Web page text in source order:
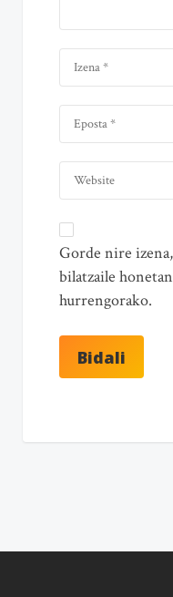
Gorde nire
bilatzaile
hurrengorako.